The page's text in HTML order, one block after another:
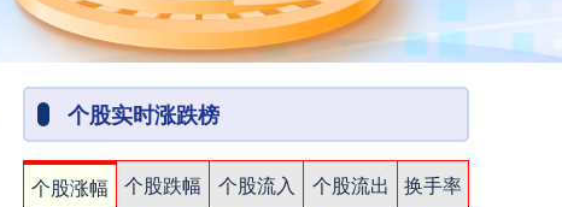
个股实时涨跌榜
个股涨幅 个股跌幅 个股流入 个股流出
换手率